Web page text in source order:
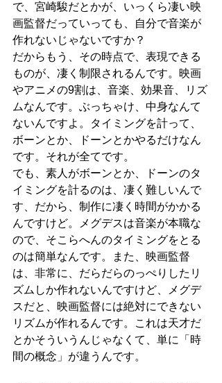
で、宮崎駿だとかが、いっくら凄い映
画監督だっていっても、自分で音楽が
作れないじゃないですか？
だからもう、その時点で、表現できる
ものが、凄く制限されるんです。映画
やアニメの9割は、音楽、効果音、リズ
ムなんです。ぶっちゃけ、中身なんて
ないんですよ。タイミングを計って、
ボーンとか、ドーンとかやるだけなん
です。それが全てです。
でも、素人がボーンとか、ドーンのタ
イミングを計るのは、凄く難しいんで
す、だから、制作に凄く時間がかかる
んですけど。メグデスは音楽が本職な
ので、そこらへんのタイミングをとる
のは簡単なんです。また、映画監督
は、非常に、だらだらのっぺりしたリ
ズムしか作れないんですけど、メグデ
スだと、映画監督には絶対にできない
リズムが作れるんです。これは天才だ
とかそういうんじゃなくて、単に「時
間の概念」が違うんです。